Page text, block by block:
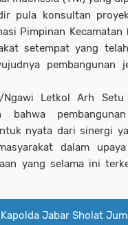
pula konsultan
Pimpinan
setempat yang
pembangunan
Letkol Arh Setu
bahwa
nyata dari sinergi
dalam
yang selama ini
Kapolda Jabar Sholat